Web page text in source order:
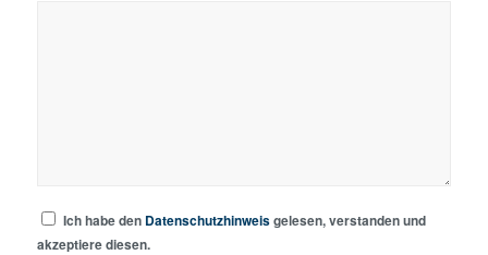
Ich habe den Datenschutzhinweisgelesen, verstanden und
akzeptiere diesen.